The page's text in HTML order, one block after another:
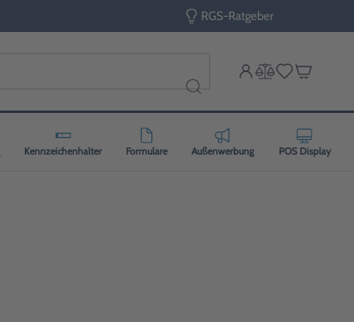
RGS-Ratgeber
Kennzeichenhalter Formulare Außenwerbung POS Display